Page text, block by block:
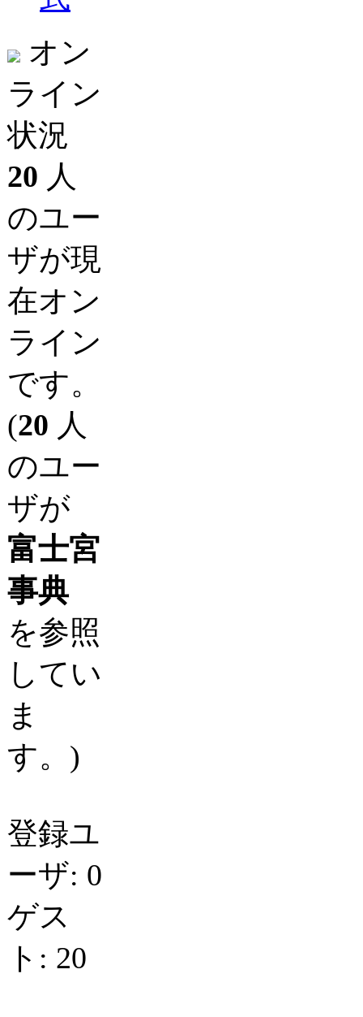
オン
ライン
状況
20 人
のユー
ザが現
在オン
ライン
です。
(20 人
のユー
ザが
富士宮
事典
を参照
してい
ま
す。)
登録ユ
ーザ: 0
ゲス
ト: 20